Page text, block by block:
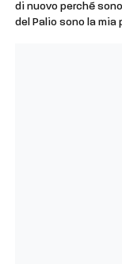
di nuovo perché
del Palio sono la mia